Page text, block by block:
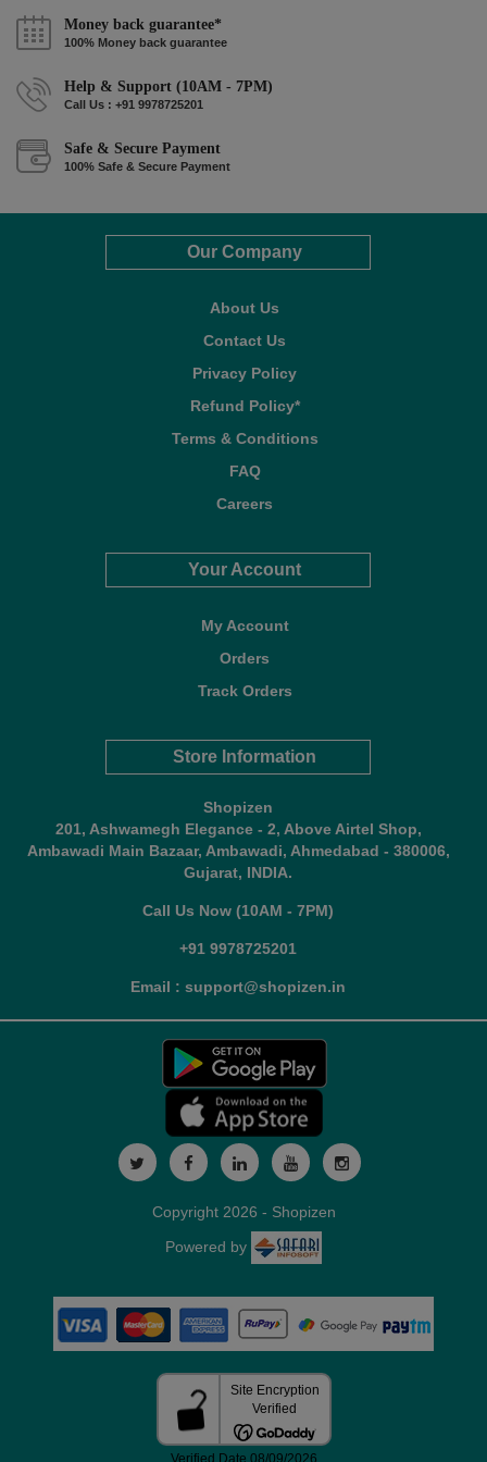
Money back guarantee*
100% Money back guarantee
Help & Support (10AM - 7PM)
Call Us : +91 9978725201
Safe & Secure Payment
100% Safe & Secure Payment
Our Company
About Us
Contact Us
Privacy Policy
Refund Policy*
Terms & Conditions
FAQ
Careers
Your Account
My Account
Orders
Track Orders
Store Information
Shopizen
201, Ashwamegh Elegance - 2, Above Airtel Shop,
Ambawadi Main Bazaar, Ambawadi, Ahmedabad - 380006,
Gujarat, INDIA.
Call Us Now (10AM - 7PM)
+91 9978725201
Email : support@shopizen.in
Copyright 2026 - Shopizen
Powered by